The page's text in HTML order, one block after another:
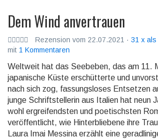
Dem Wind anvertrauen
Rezension vom 22.07.2021 · 31 x als
mit 1 Kommentaren
Weltweit hat das Seebeben, das am 11.
japanische Küste erschütterte und
nach sich zog, fassungs­loses Entsetzen
junge Schrift­stellerin aus Italien hat neun
wohl ergreifend­sten und poetisch­sten
veröffent­licht, wie Hinter­bliebene ihre
Laura Imai Messina erzählt eine